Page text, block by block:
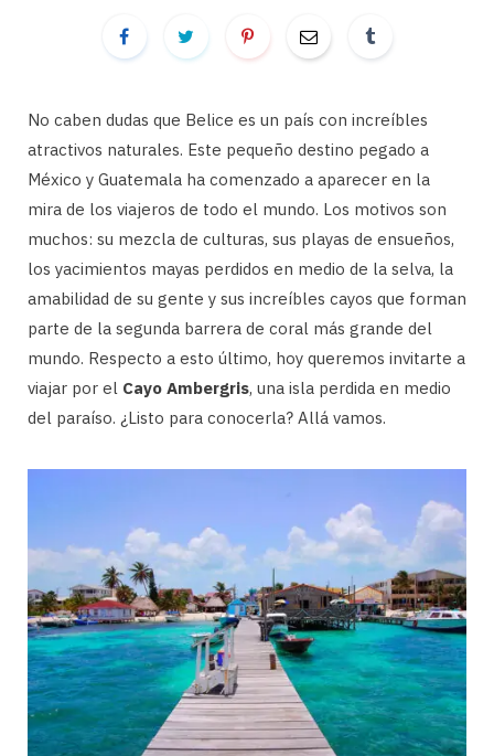
No caben dudas que Belice es un país con increíbles
atractivos naturales. Este pequeño destino pegado a
México y Guatemala ha comenzado a aparecer en la
mira de los viajeros de todo el mundo. Los motivos son
muchos: su mezcla de culturas, sus playas de ensueños,
los yacimientos mayas perdidos en medio de la selva, la
amabilidad de su gente y sus increíbles cayos que forman
parte de la segunda barrera de coral más grande del
mundo. Respecto a esto último, hoy queremos invitarte a
viajar por el Cayo Ambergris, una isla perdida en medio
del paraíso. ¿Listo para conocerla? Allá vamos.